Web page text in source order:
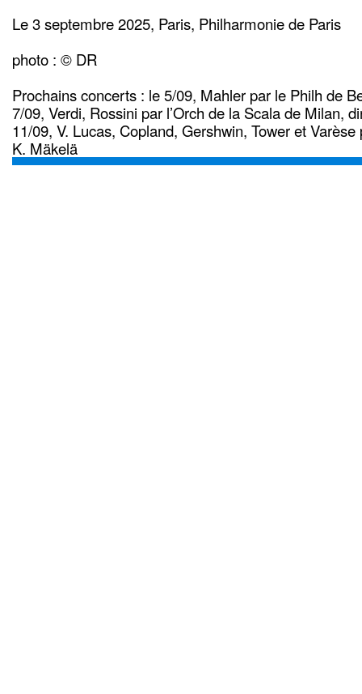
Le 3 septembre 2025, Paris, Philharmonie de Paris
photo : © DR
Prochains concerts : le 5/09, Mahler par le Philh de
7/09, Verdi, Rossini par l’Orch de la Scala de Milan,
11/09, V. Lucas, Copland, Gershwin, Tower et Varèse
K. Mäkelä